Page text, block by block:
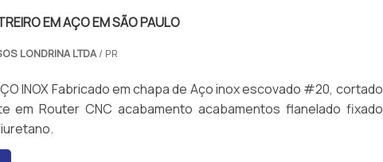
EM AÇO EM SÃO PAULO
LONDRINA LTDA/ PR
INOX Fabricado em chapa de Aço inox escovado #20, cortado
em Router CNC acabamento acabamentos flanelado fixado